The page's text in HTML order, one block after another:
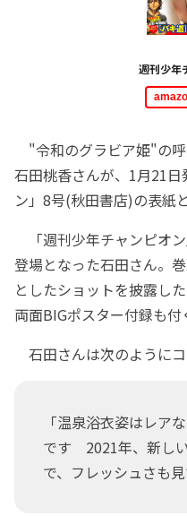
週刊少年
"令和のグラビア姫"の呼
石田桃香さんが、1月21
ン」8号(秋田書店)の表紙
「週刊少年チャンピオ
登場となった石田さん。
としたショットを披露し
両面BIGポスター付録も付
石田さんは次のようにコ
「温泉浴衣姿はレア
です 2021年、新し
で、フレッシュさも